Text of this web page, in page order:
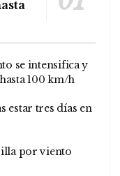
se intensifica y
100 km/h
estar tres días en
por viento